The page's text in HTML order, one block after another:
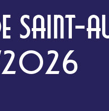
SAINT-